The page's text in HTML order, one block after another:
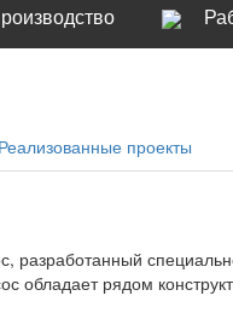
Реализованные проекты
обладает рядом